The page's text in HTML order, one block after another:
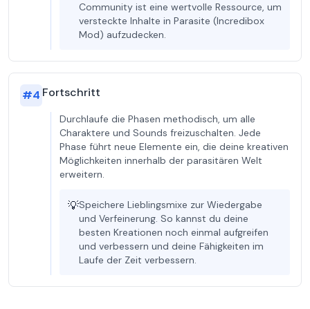
Community ist eine wertvolle Ressource, um
versteckte Inhalte in Parasite (Incredibox
Mod) aufzudecken.
#4 Fortschritt
Durchlaufe die Phasen methodisch, um alle
Charaktere und Sounds freizuschalten. Jede
Phase führt neue Elemente ein, die deine kreativen
Möglichkeiten innerhalb der parasitären Welt
erweitern.
💡Speichere Lieblingsmixe zur Wiedergabe
und Verfeinerung. So kannst du deine
besten Kreationen noch einmal aufgreifen
und verbessern und deine Fähigkeiten im
Laufe der Zeit verbessern.